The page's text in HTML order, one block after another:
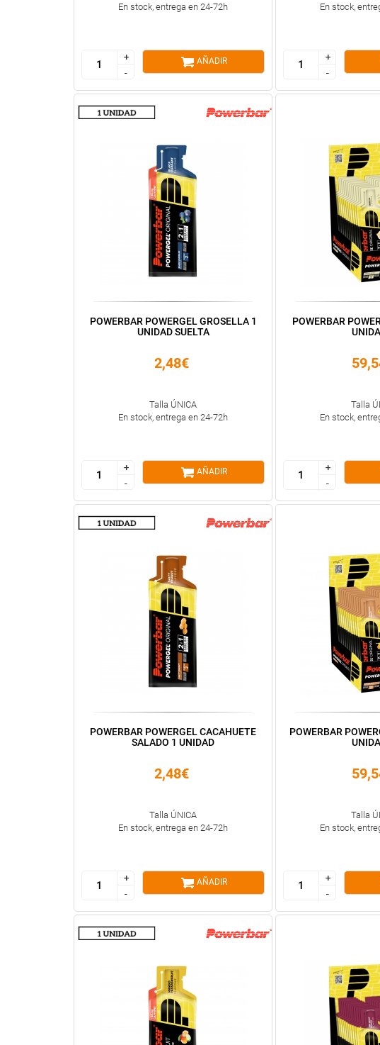
En stock, entrega en 24-72h
+
-
+
-
AÑADIR
En stock,
+
-
+
-
POWERBAR POWERGEL GROSELLA 1
UNIDAD SUELTA
2,48€
Talla ÚNICA
En stock, entrega en 24-72h
+
-
+
-
AÑADIR
POWERBAR
Talla
En stock,
+
-
+
-
POWERBAR POWERGEL CACAHUETE
SALADO 1 UNIDAD
2,48€
Talla ÚNICA
En stock, entrega en 24-72h
+
-
+
-
AÑADIR
POWERBAR
Talla
En stock,
+
-
+
-